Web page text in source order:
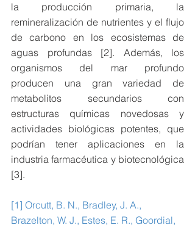
la producción primaria, la
remineralización de nutrientes y el flujo
de carbono en los ecosistemas de
aguas profundas [2]. Además, los
organismos del mar profundo
producen una gran variedad de
metabolitos secundarios con
estructuras químicas novedosas y
actividades biológicas potentes, que
podrían tener aplicaciones en la
industria farmacéutica y biotecnológica
[3].
[1] Orcutt, B. N., Bradley, J. A.,
Brazelton, W. J., Estes, E. R., Goordial,